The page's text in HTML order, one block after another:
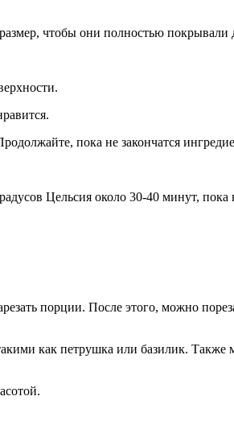
чтобы они полностью покрывали
пока не закончатся
Цельсия около 30-40 минут,
порции. После этого, можно
как петрушка или базилик.